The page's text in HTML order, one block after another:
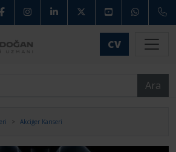
CV
Ara
Akciğer Kanseri